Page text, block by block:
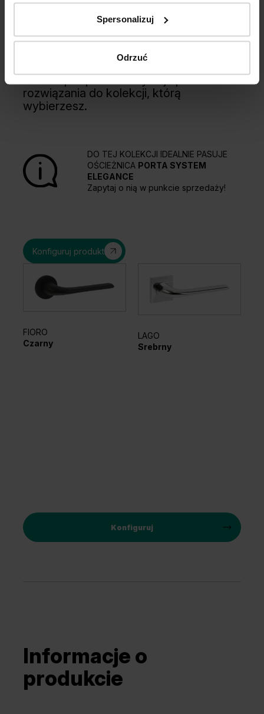
Spersonalizuj
Odrzuć
Wygodny wybór
PORTA podpowiadamy najlepsze
rozwiązania do kolekcji, którą
wybierzesz.
DO TEJ KOLEKCJI IDEALNIE PASUJE
OŚCIEŻNICA PORTA SYSTEM
ELEGANCE
Zapytaj o nią w punkcie sprzedaży!
Konfiguruj produkt
FIORO
Czarny
LAGO
Srebrny
Konfiguruj
Informacje o
produkcie